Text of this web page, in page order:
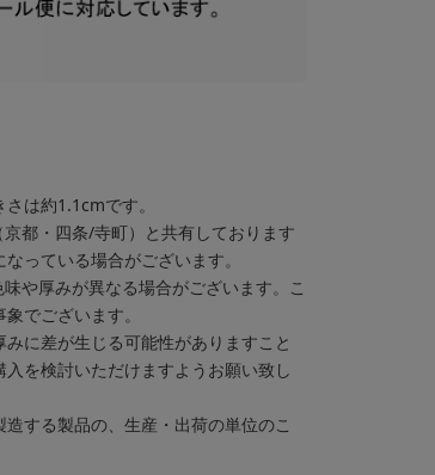
は約1.1cmです。
都・四条/寺町）と共有しております
っている場合がございます。
や厚みが異なる場合がございます。こ
でございます。
に差が生じる可能性がありますこと
を検討いただけますようお願い致し
造する製品の、生産・出荷の単位のこ